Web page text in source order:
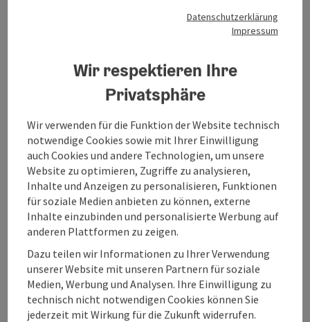
Datenschutzerklärung
Impressum
Wir respektieren Ihre
Privatsphäre
Wir verwenden für die Funktion der Website technisch
notwendige Cookies sowie mit Ihrer Einwilligung
auch Cookies und andere Technologien, um unsere
Website zu optimieren, Zugriffe zu analysieren,
Inhalte und Anzeigen zu personalisieren, Funktionen
für soziale Medien anbieten zu können, externe
Inhalte einzubinden und personalisierte Werbung auf
anderen Plattformen zu zeigen.
Dazu teilen wir Informationen zu Ihrer Verwendung
unserer Website mit unseren Partnern für soziale
Medien, Werbung und Analysen. Ihre Einwilligung zu
technisch nicht notwendigen Cookies können Sie
jederzeit mit Wirkung für die Zukunft widerrufen.